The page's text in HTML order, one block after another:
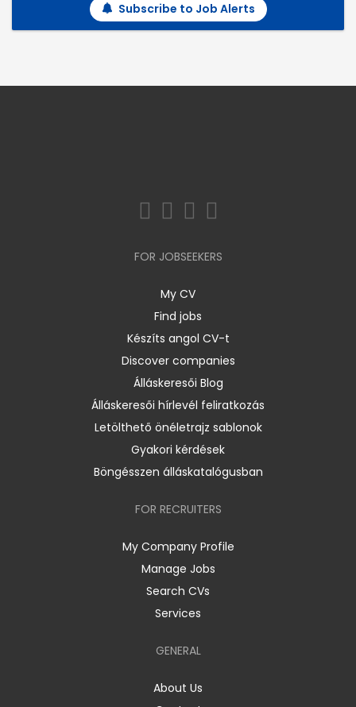
Subscribe to Job Alerts
FOR JOBSEEKERS
My CV
Find jobs
Készíts angol CV-t
Discover companies
Álláskeresői Blog
Álláskeresői hírlevél feliratkozás
Letölthető önéletrajz sablonok
Gyakori kérdések
Böngésszen álláskatalógusban
FOR RECRUITERS
My Company Profile
Manage Jobs
Search CVs
Services
GENERAL
About Us